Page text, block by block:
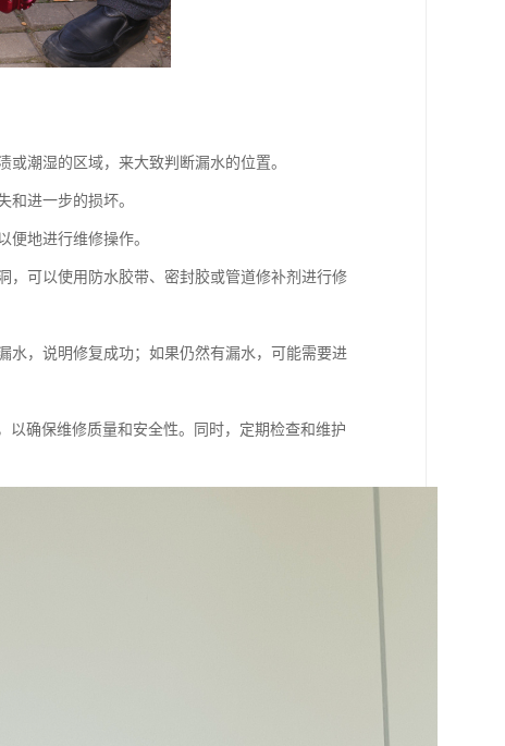
潮湿的区域，来大致判断漏水的位置。
和进一步的损坏。
地进行维修操作。
，可以使用防水胶带、密封胶或管道修补剂进行修
水，说明修复成功；如果仍然有漏水，可能需要进
以确保维修质量和安全性。同时，定期检查和维护